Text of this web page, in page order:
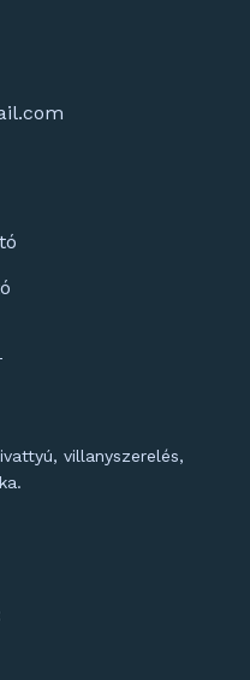
villanyszerelés,